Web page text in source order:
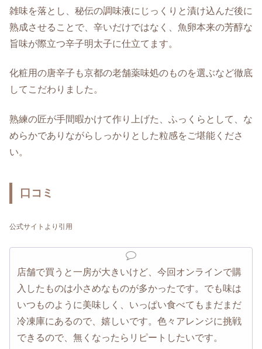
雑味を落とし、秘伝の調味液にじっくりと漬け込んだ後に
熟成させることで、辛いだけではなく、魚卵本来の芳醇な
旨味が際立つ辛子明太子に仕立てます。
化粧用の唐辛子も京都の老舗薬味処のものを選ぶなど徹底
してこだわりました。
熟練の匠が手間暇かけて作り上げた、ふっくらとして、な
めらかでありながらしっかりとした粒感をご堪能くださ
い。
口コミ
公式サイトより引用
店舗で買うと一房が大きいけど、今回オンラインで購
入したものは小さめなものが多かったです。でも味は
いつものように美味しく、いっぱい食べてもまだまだ
冷凍庫にあるので、嬉しいです。色々アレンジに挑戦
できるので、無くなったらリピートしたいです。